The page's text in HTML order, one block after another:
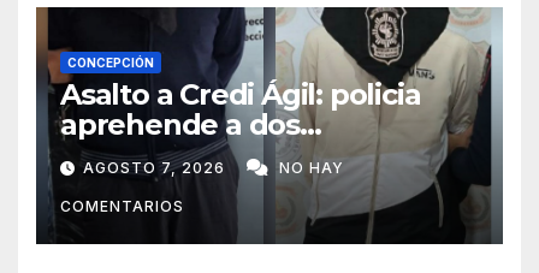
CONCEPCIÓN
Asalto a Credi Ágil: policia
aprehende a dos
sospechosos e incauta
evidencias en Concepción
AGOSTO 7, 2026 NO HAY
COMENTARIOS